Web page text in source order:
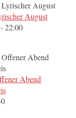
August
22:00
Abend